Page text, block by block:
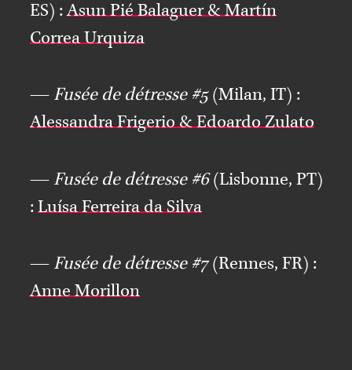
ES) :Asun Pié Balaguer & Martín
Correa Urquiza
— Fusée de détresse #5(Milan, IT) :
Alessandra Frigerio & Edoardo Zulato
— Fusée de détresse #6(Lisbonne, PT)
: Luísa Ferreira da Silva
— Fusée de détresse #7(Rennes, FR) :
Anne Morillon